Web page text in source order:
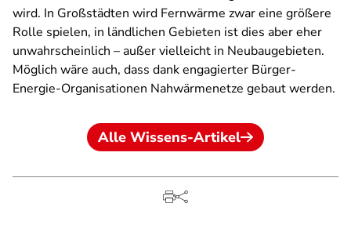
wird. In Großstädten wird Fernwärme zwar eine größere
Rolle spielen, in ländlichen Gebieten ist dies aber eher
unwahrscheinlich – außer vielleicht in Neubaugebieten.
Möglich wäre auch, dass dank engagierter Bürger-
Energie-Organisationen Nahwärmenetze gebaut werden.
Alle Wissens-Artikel